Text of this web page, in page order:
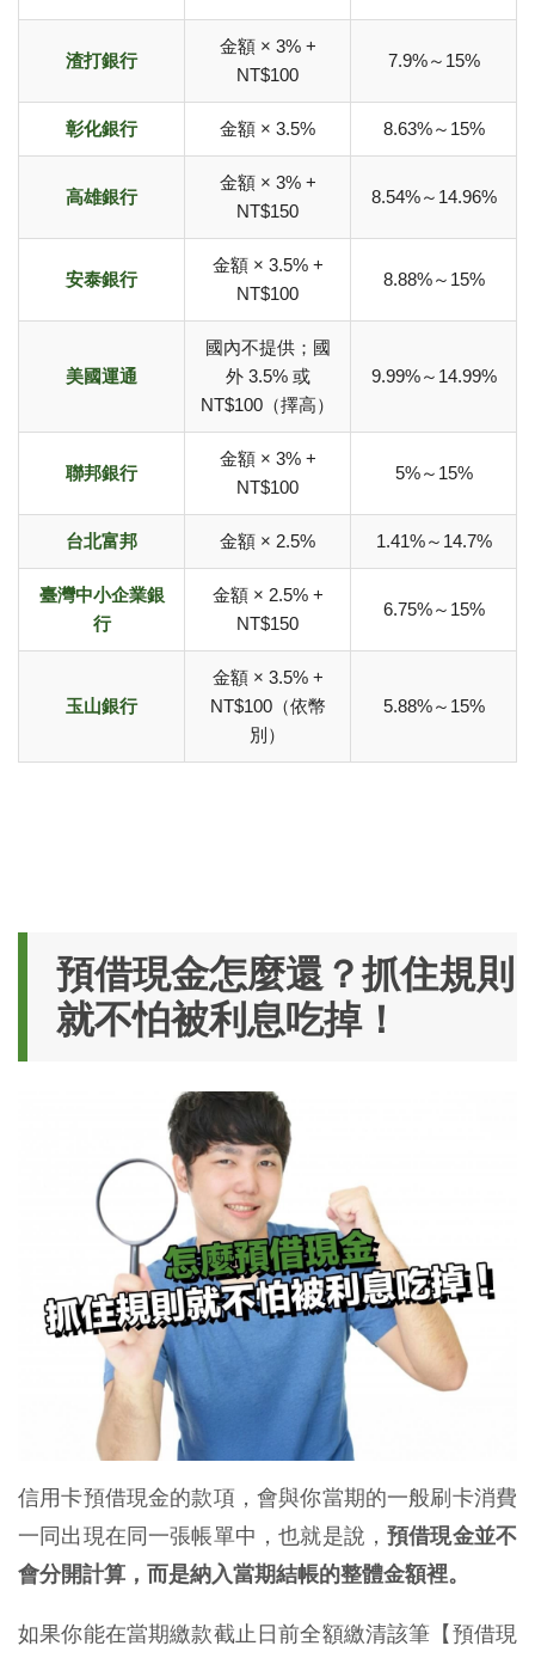
渣打銀行
金額 × 3% +
NT$100
7.9%～15%
彰化銀行 金額 × 3.5% 8.63%～15%
高雄銀行
金額 × 3% +
NT$150
8.54%～14.96%
安泰銀行
金額 × 3.5% +
NT$100
8.88%～15%
美國運通
國內不提供；國
外 3.5% 或
NT$100（擇高）
9.99%～14.99%
聯邦銀行
金額 × 3% +
NT$100
5%～15%
台北富邦 金額 × 2.5% 1.41%～14.7%
臺灣中小企業銀
行
金額 × 2.5% +
NT$150
6.75%～15%
玉山銀行
金額 × 3.5% +
NT$100（依幣
別）
5.88%～15%
預借現金怎麼還？抓住規則
就不怕被利息吃掉！
信用卡預借現金的款項，會與你當期的一般刷卡消費
一同出現在同一張帳單中，也就是說，預借現金並不
會分開計算，而是納入當期結帳的整體金額裡。
如果你能在當期繳款截止日前全額繳清該筆【預借現